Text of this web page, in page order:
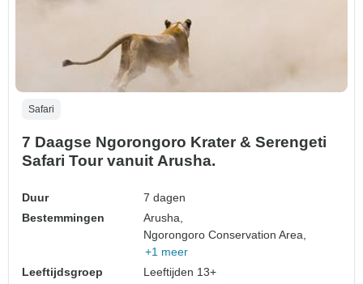
Safari
7 Daagse Ngorongoro Krater & Serengeti
Safari Tour vanuit Arusha.
Duur
7 dagen
Bestemmingen
Arusha,
Ngorongoro Conservation Area,
+1 meer
Leeftijdsgroep
Leeftijden 13+